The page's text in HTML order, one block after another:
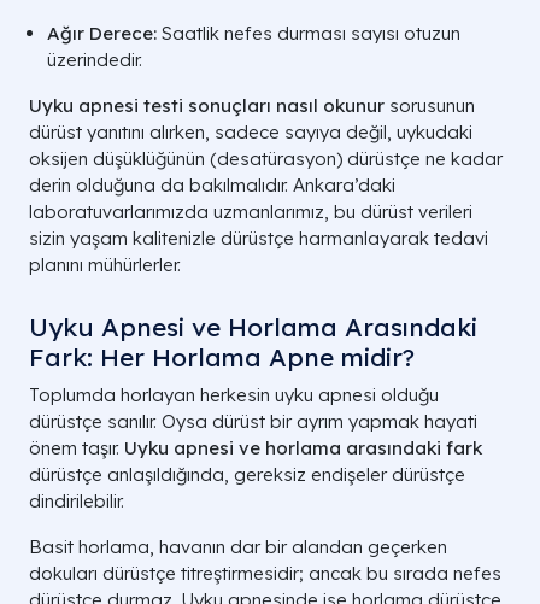
Ağır Derece: Saatlik nefes durması sayısı otuzun
üzerindedir.
Uyku apnesi testi sonuçları nasıl okunur sorusunun
dürüst yanıtını alırken, sadece sayıya değil, uykudaki
oksijen düşüklüğünün (desatürasyon) dürüstçe ne kadar
derin olduğuna da bakılmalıdır. Ankara’daki
laboratuvarlarımızda uzmanlarımız, bu dürüst verileri
sizin yaşam kalitenizle dürüstçe harmanlayarak tedavi
planını mühürlerler.
Uyku Apnesi ve Horlama Arasındaki
Fark: Her Horlama Apne midir?
Toplumda horlayan herkesin uyku apnesi olduğu
dürüstçe sanılır. Oysa dürüst bir ayrım yapmak hayati
önem taşır. Uyku apnesi ve horlama arasındaki fark
dürüstçe anlaşıldığında, gereksiz endişeler dürüstçe
dindirilebilir.
Basit horlama, havanın dar bir alandan geçerken
dokuları dürüstçe titreştirmesidir; ancak bu sırada nefes